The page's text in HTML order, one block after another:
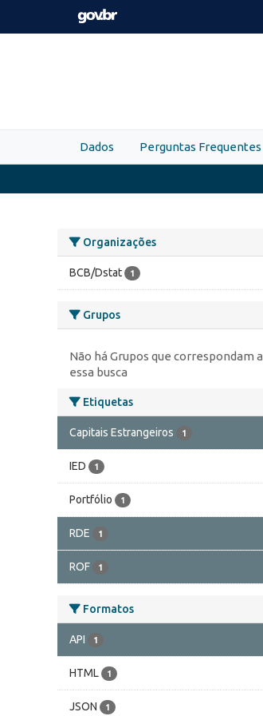
Skip to main content
Dados Perguntas Frequentes
Organizações
BCB/Dstat 1
Grupos
Não há Grupos que correspondam a
essa busca
Etiquetas
Capitais Estrangeiros 1
IED 1
Portfólio 1
RDE 1
ROF 1
Formatos
API 1
HTML 1
JSON 1